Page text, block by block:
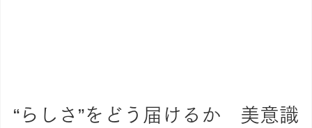
“らしさ”をどう届けるか　美意識